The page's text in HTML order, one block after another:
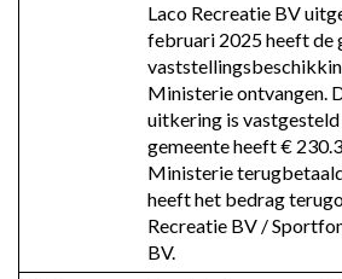
Laco Recreatie BV
februari 2025 heeft de
Ministerie ontvangen.
uitkering is
gemeente heeft €
Ministerie
heeft het bedrag
Recreatie BV /
BV.